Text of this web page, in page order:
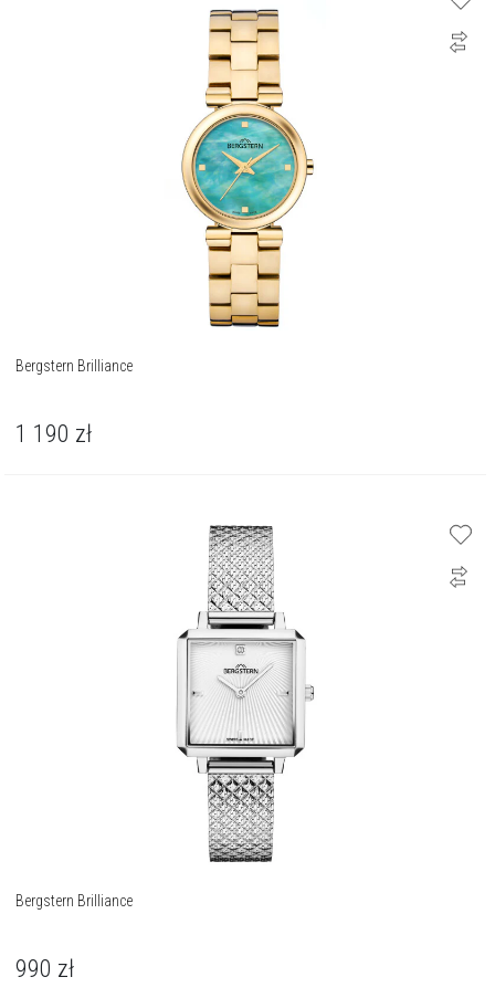
Bergstern Brilliance
1 190 zł
Bergstern Brilliance
990 zł